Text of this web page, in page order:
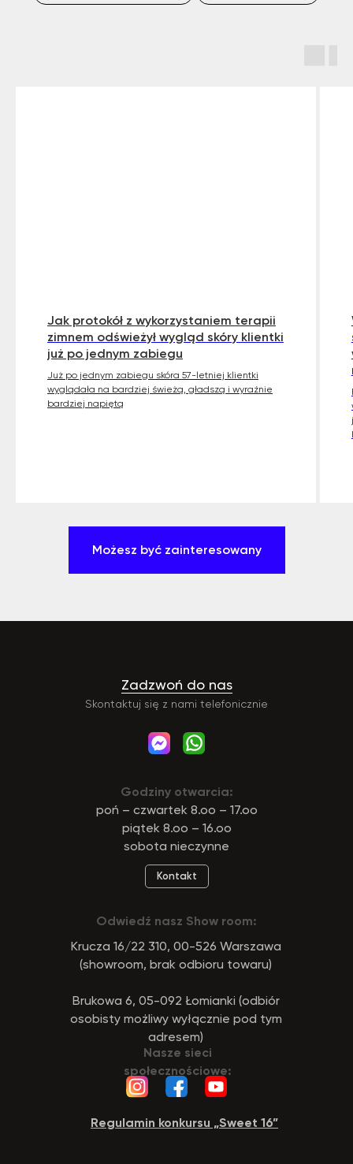
Jak protokół z wykorzystaniem terapii
zimnem odświeżył wygląd skóry klientki
już po jednym zabiegu
Już po jednym zabiegu skóra 57-letniej klientki
wyglądała na bardziej świeżą, gładszą i wyraźnie
bardziej napiętą
Możesz być zainteresowany
Skontaktuj się z nami telefonicznie
Zadzwoń do nas
Godziny otwarcia:
poń – czwartek 8.oo – 17.oo
piątek 8.oo – 16.oo
sobota nieczynne
Regulamin konkursu „Sweet 16”
Odwiedź nasz Show room:
Krucza 16/22 310, 00-526 Warszawa
(showroom, brak odbioru towaru)
Brukowa 6, 05-092 Łomianki (odbiór
osobisty możliwy wyłącznie pod tym
adresem)
Kontakt
Nasze sieci
społecznościowe: